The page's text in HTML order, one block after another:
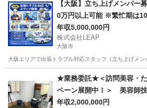
【大阪】立ち上げメンバー募集 月収例 35万
0万円以上可能 ※繁忙期は
月給25万円＋歩合 頑張り次
年収5,000,000円
株式会社LEAP
大阪市
大阪エリアで出張トラブル対応スタッフ（立ち上げメ
その他 トラブル
★業務委託★＜訪問美容・
ペーン展開中！＞ 美容師
オーナー様、技術者スタッ
年収2,000,000円